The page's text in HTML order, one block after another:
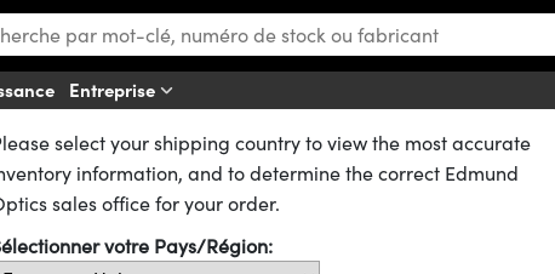
Entreprise
Laser
Puissance-Mètres Laser
Portable à Écran Tactile à
514 1 In Stock
select your shipping country to view the most accurate
information, and to determine the correct Edmund
sales office for your order.
votre Pays/Région: